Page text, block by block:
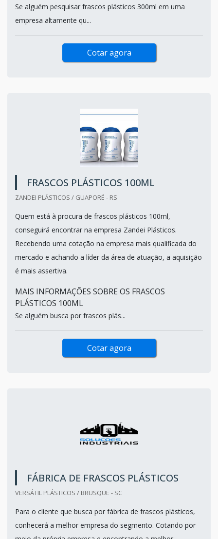
Se alguém pesquisar frascos plásticos 300ml em uma
empresa altamente qu...
Cotar agora
FRASCOS PLÁSTICOS 100ML
ZANDEI PLÁSTICOS / GUAPORÉ - RS
Quem está à procura de frascos plásticos 100ml,
conseguirá encontrar na empresa Zandei Plásticos.
Recebendo uma cotação na empresa mais qualificada do
mercado e achando a líder da área de atuação, a aquisição
é mais assertiva.
MAIS INFORMAÇÕES SOBRE OS FRASCOS
PLÁSTICOS 100ML
Se alguém busca por frascos plás...
Cotar agora
FÁBRICA DE FRASCOS PLÁSTICOS
VERSÁTIL PLÁSTICOS / BRUSQUE - SC
Para o cliente que busca por fábrica de frascos plásticos,
conhecerá a melhor empresa do segmento. Cotando por